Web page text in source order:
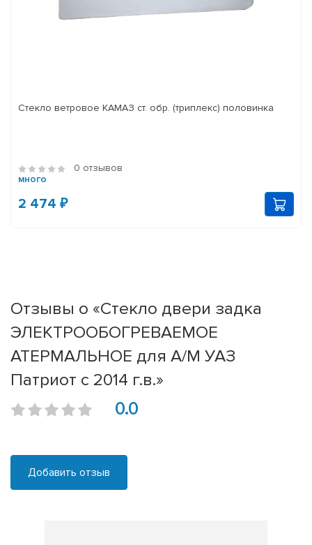
Стекло ветровое КАМАЗ ст. обр. (триплекс) половинка
0 отзывов
много
2 474 ₽
Отзывы о «Стекло двери задка
ЭЛЕКТРООБОГРЕВАЕМОЕ
АТЕРМАЛЬНОЕ для А/М УАЗ
Патриот с 2014 г.в.»
0.0
Добавить отзыв